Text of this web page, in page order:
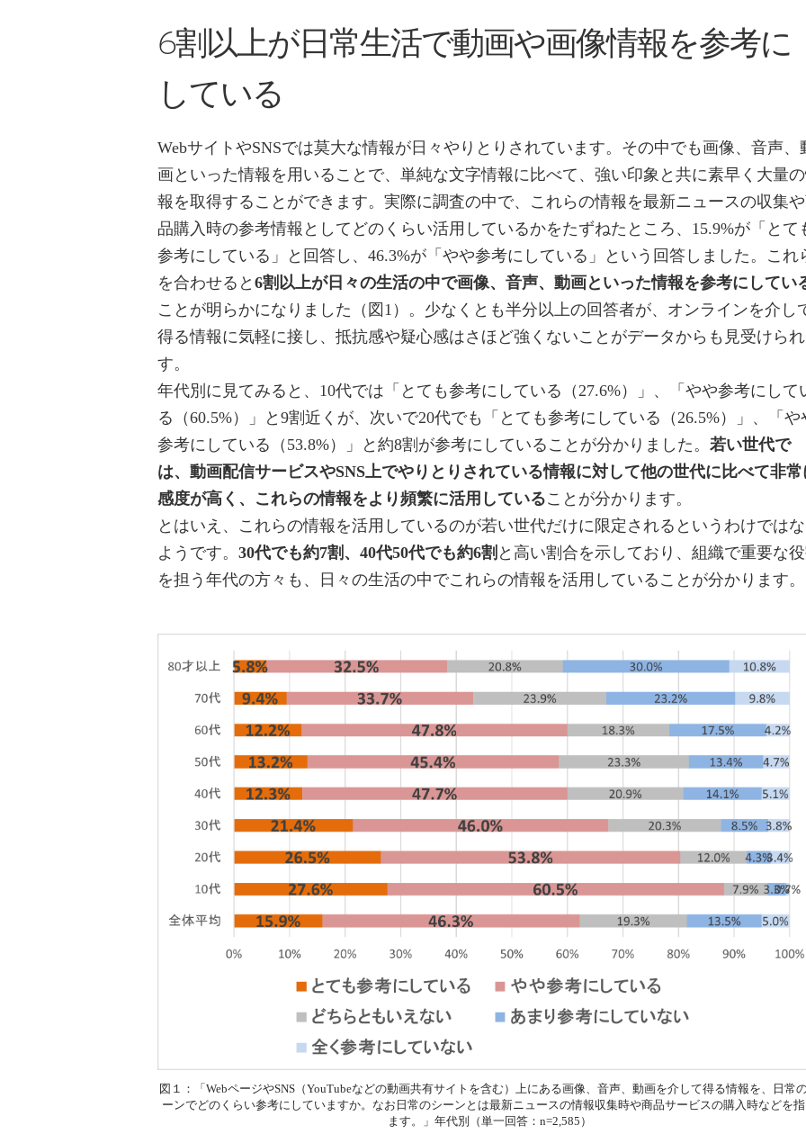
6割以上が日常生活で動画や画像情報を参考に
している
WebサイトやSNSでは莫大な情報が日々やりとりされています。その中でも画像、音声、
画といった情報を用いることで、単純な文字情報に比べて、強い印象と共に素早く大量
報を取得することができます。実際に調査の中で、これらの情報を最新ニュースの収集
品購入時の参考情報としてどのくらい活用しているかをたずねたところ、15.9%が「とて
参考にしている」と回答し、46.3%が「やや参考にしている」という回答しました。これ
を合わせると 6割以上が日々の生活の中で画像、音声、動画といった情報を参考にしてい
ことが明らかになりました（図1）。少なくとも半分以上の回答者が、オンラインを介し
得る情報に気軽に接し、抵抗感や疑心感はさほど強くないことがデータからも見受けら
す。
年代別に見てみると、10代では「とても参考にしている（27.6%）」、「やや参考にして
る（60.5%）」と9割近くが、次いで20代でも「とても参考にしている（26.5%）」、「や
参考にしている（53.8%）」と約8割が参考にしていることが分かりました。 若い世代で
は、動画配信サービスやSNS上でやりとりされている情報に対して他の世代に比べて非常
感度が高く、これらの情報をより頻繁に活用していることが分かります。
とはいえ、これらの情報を活用しているのが若い世代だけに限定されるというわけでは
ようです。 30代でも約7割、40代50代でも約6割 と高い割合を示しており、組織で重要な
を担う年代の方々も、日々の生活の中でこれらの情報を活用していることが分かります。
図１：「WebページやSNS（YouTubeなどの動画共有サイトを含む）上にある画像、音声、動画を介して得る情報を、日常
ーンでどのくらい参考にしていますか。なお日常のシーンとは最新ニュースの情報収集時や商品サービスの購入時などを
ます。」年代別（単一回答：n=2,585）